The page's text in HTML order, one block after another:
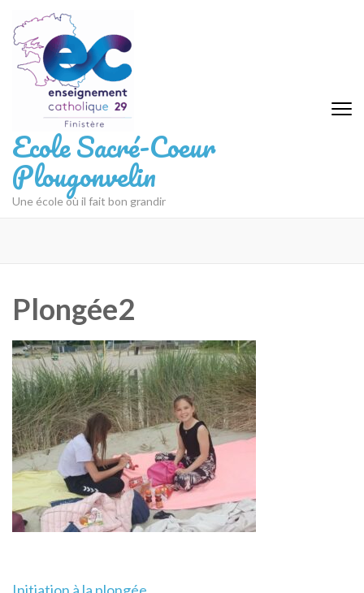
au
contenu
(Pressez
Entrée)
Ecole Sacré-Coeur
Plougonvelin
Une école où il fait bon grandir
Plongée2